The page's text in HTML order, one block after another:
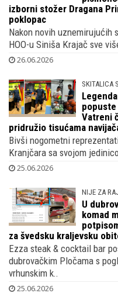
izborni stožer Dragana
poklopac
Nakon novih uznemirujućih
HOO-u Siniša Krajač sve
26.06.2026
SKITALICA
Vatreni
pridružio tisućama
Bivši nogometni
Kranjčara sa svojom
25.06.2026
NIJE ZA
U
komad
za švedsku kraljevsku
Ezza steak & cocktail bar
dubrovačkim Pločama s
vrhunskim k..
25.06.2026